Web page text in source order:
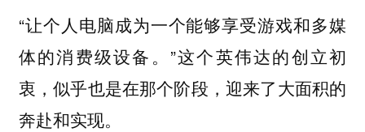
“让个人电脑成为一个能够享受游戏和多媒
体的消费级设备。”这个英伟达的创立初
衷，似乎也是在那个阶段，迎来了大面积的
奔赴和实现。